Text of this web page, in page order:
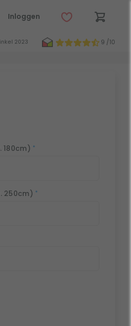
Inloggen
2023
9 /10
180cm) *
250cm) *